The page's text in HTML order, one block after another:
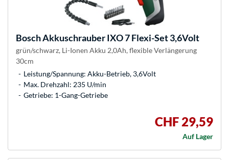
BoschAkkuschrauber IXO 7 Flexi-Set 3,6Volt
grün/schwarz, Li-Ionen Akku 2,0Ah, flexible Verlängerung
30cm
Leistung/Spannung: Akku-Betrieb, 3,6Volt
Max. Drehzahl: 235 U/min
Getriebe: 1-Gang-Getriebe
CHF 29,59
Auf Lager